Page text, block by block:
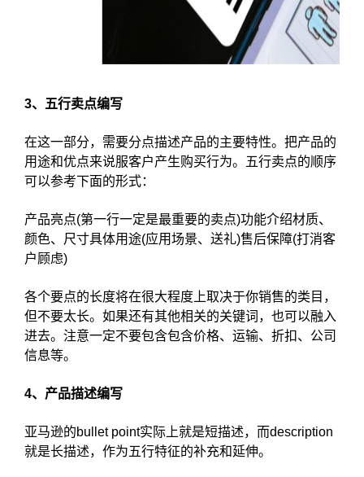
3、五行卖点编写
在这一部分，需要分点描述产品的主要特性。把产品的
用途和优点来说服客户产生购买行为。五行卖点的顺序
可以参考下面的形式：
产品亮点(第一行一定是最重要的卖点)功能介绍材质、
颜色、尺寸具体用途(应用场景、送礼)售后保障(打消客
户顾虑)
各个要点的长度将在很大程度上取决于你销售的类目，
但不要太长。如果还有其他相关的关键词，也可以融入
进去。注意一定不要包含包含价格、运输、折扣、公司
信息等。
4、产品描述编写
亚马逊的bullet point实际上就是短描述，而description
就是长描述，作为五行特征的补充和延伸。